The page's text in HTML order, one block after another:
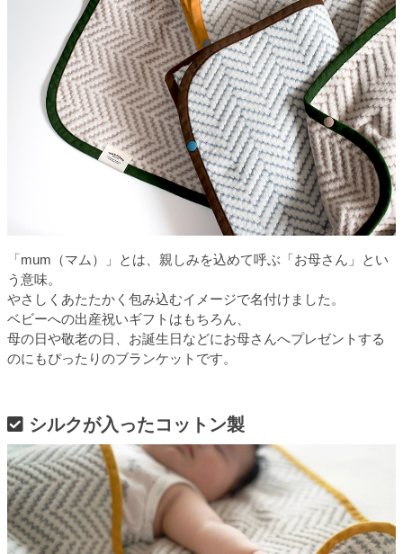
「mum（マム）」とは、親しみを込めて呼ぶ「お母さん」とい
う意味。
やさしくあたたかく包み込むイメージで名付けました。
ベビーへの出産祝いギフトはもちろん、
母の日や敬老の日、お誕生日などにお母さんへプレゼントする
のにもぴったりのブランケットです。
シルクが入ったコットン製